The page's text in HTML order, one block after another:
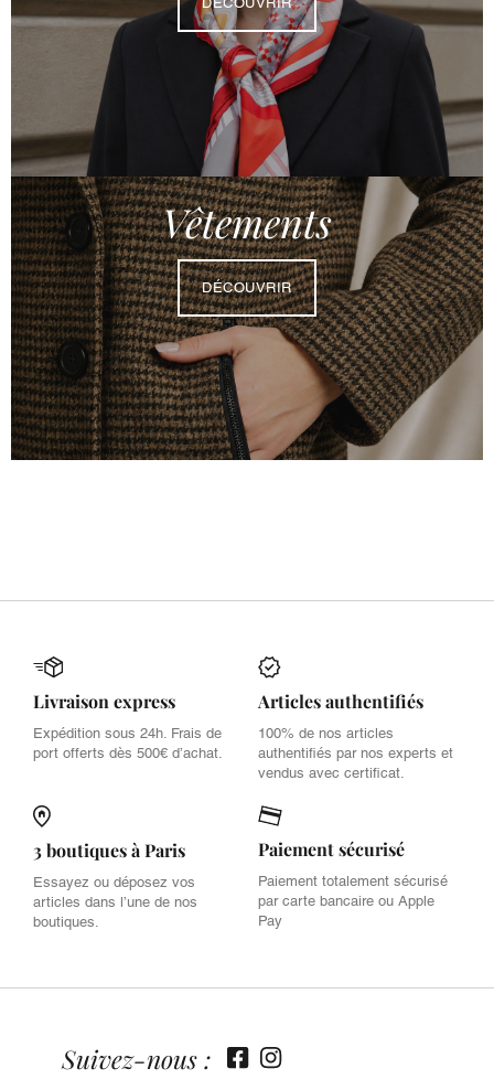
Vêtements
DÉCOUVRIR
Livraison express
Expédition sous 24h. Frais de
port offerts dès 500€ d’achat.
Articles authentifiés
100% de nos articles
authentifiés par nos experts et
vendus avec certificat.
3 boutiques à Paris
Essayez ou déposez vos
articles dans l’une de nos
boutiques.
Paiement sécurisé
Paiement totalement sécurisé
par carte bancaire ou Apple
Pay
Suivez-nous :